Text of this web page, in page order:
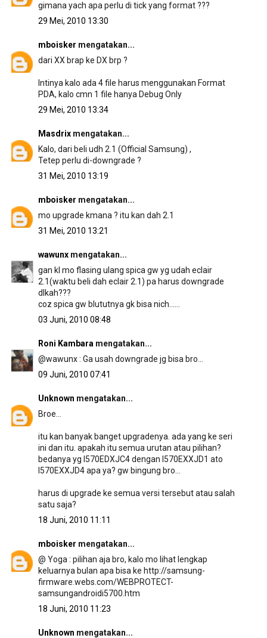
gimana yach apa perlu di tick yang format ???
29 Mei, 2010 13:30
mboisker mengatakan...
dari XX brap ke DX brp ?
Intinya kalo ada 4 file harus menggunakan Format
PDA, kalo cmn 1 file hanya Debug Only
29 Mei, 2010 13:34
Masdrixmengatakan...
Kalo, dari beli udh 2.1 (Official Samsung) ,
Tetep perlu di-downgrade ?
31 Mei, 2010 13:19
mboisker mengatakan...
mo upgrade kmana ? itu kan dah 2.1
31 Mei, 2010 13:21
wawunxmengatakan...
gan kl mo flasing ulang spica gw yg udah eclair
2.1(waktu beli dah eclair 2.1) pa harus downgrade
dlkah???
coz spica gw blututnya gk bisa nich......
03 Juni, 2010 08:48
Roni Kambara mengatakan...
@wawunx : Ga usah downgrade jg bisa bro...
09 Juni, 2010 07:41
Unknown mengatakan...
Broe...
itu kan banyak banget upgradenya. ada yang ke seri
ini dan itu. apakah itu semua urutan atau pilihan?
bedanya yg I570EDXJC4 dengan I570EXXJD1 ato
I570EXXJD4 apa ya? gw bingung bro...
harus di upgrade ke semua versi tersebut atau salah
satu saja?
18 Juni, 2010 11:11
mboisker mengatakan...
@ Yoga : pilihan aja bro, kalo mo lihat lengkap
keluarnya bulan apa bisa ke http://samsung-
firmware.webs.com/WEBPROTECT-
samsungandroidi5700.htm
18 Juni, 2010 11:23
Unknown mengatakan...